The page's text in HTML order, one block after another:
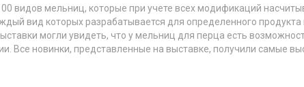
видов мельниц, которые при учете всех модификаций
вид которых разрабатывается для определенного
могли увидеть, что у мельниц для перца есть
Все новинки, представленные на выставке, получили самые